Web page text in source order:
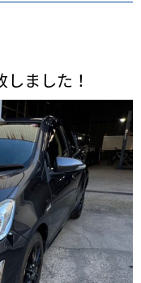
ました！